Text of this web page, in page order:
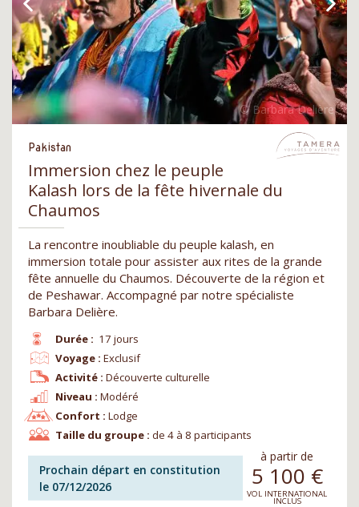
Pakistan
Immersion chez le peuple
Kalash lors de la fête hivernale du
Chaumos
La rencontre inoubliable du peuple kalash, en
immersion totale pour assister aux rites de la grande
fête annuelle du Chaumos. Découverte de la région et
de Peshawar. Accompagné par notre spécialiste
Barbara Delière.
Durée : 17 jours
Niveau : Modéré
Voyage : Exclusif
Confort : Lodge
Activité : Découverte culturelle
Taille du groupe : de 4 à 8 participants
Prochain départ en constitution
le 07/12/2026
à partir de
5 100 €
VOL INTERNATIONAL
INCLUS